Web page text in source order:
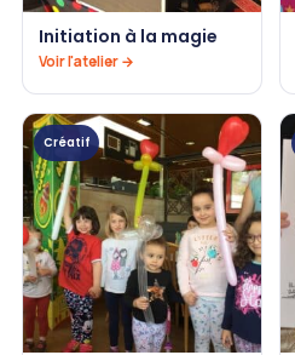
Initiation à la magie
Voir l'atelier →
Créatif